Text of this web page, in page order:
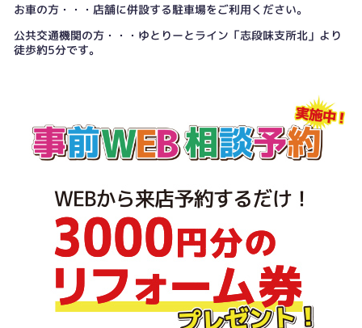
お車の方・・・店舗に併設する駐車場をご利用ください。
公共交通機関の方・・・ゆとりーとライン「志段味支所北」より
徒歩約5分です。